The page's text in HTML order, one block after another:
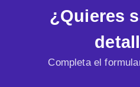
¿Quieres
Completa el